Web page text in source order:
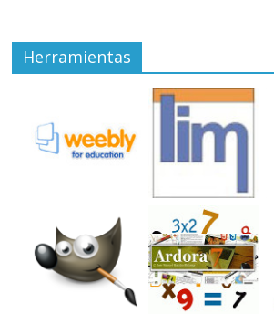
Herramientas